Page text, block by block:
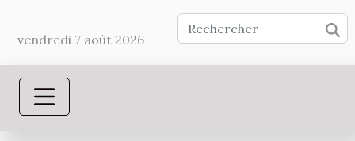
vendredi 7 août 2026